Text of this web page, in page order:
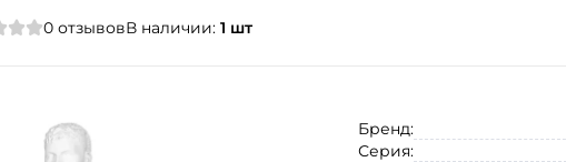
0 отзывовВ наличии: 1 шт
Бренд:
Серия: